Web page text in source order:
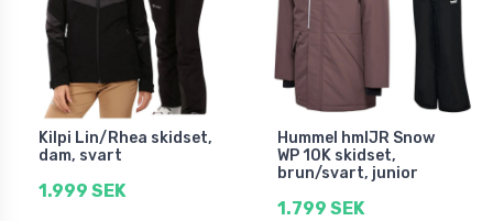
Kilpi Lin/Rhea skidset,
dam, svart
1.999 SEK
Hummel hmlJR Snow
WP 10K skidset,
brun/svart, junior
1.799 SEK